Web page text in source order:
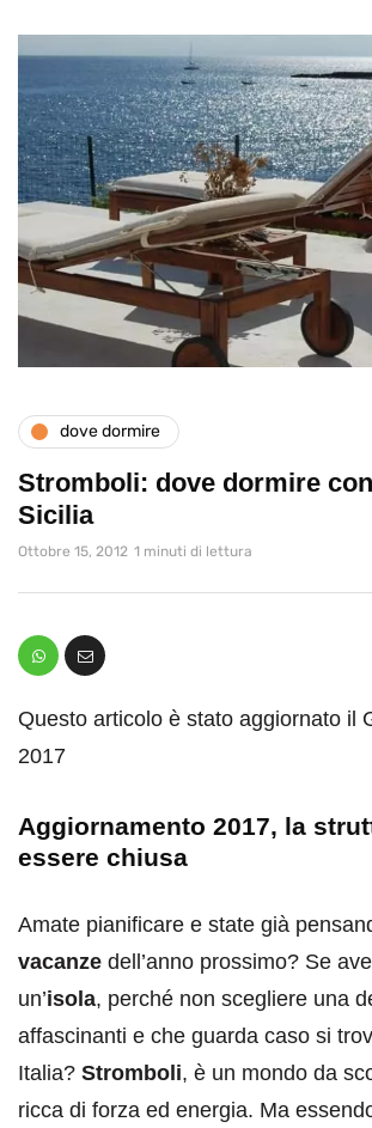
dove dormire
Stromboli: dove dormire
Sicilia
Ottobre 15, 2012 1 minuti di lettura
Questo articolo è stato aggiornato il
2017
Aggiornamento 2017, la
essere chiusa
Amate pianificare e state già
vacanze dell’anno prossimo? Se
un’isola, perché non scegliere una
affascinanti e che guarda caso si
Italia? Stromboli, è un mondo da
ricca di forza ed energia. Ma